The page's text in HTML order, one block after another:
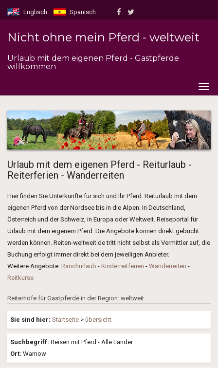
Englisch Spanisch
Nicht ohne mein Pferd - weltweit
Urlaub mit dem eigenen Pferd - Gastpferde
willkommen
Urlaub mit dem eigenen Pferd - Reiturlaub -
Reiterferien - Wanderreiten
Hier finden Sie Unterkünfte für sich und Ihr Pferd. Reiturlaub mit dem
eigenen Pferd von der Nordsee bis in die Alpen. In Deutschland,
Österreich und der Schweiz, in Europa oder Weltweit. Reiseportal für
Urlaub mit dem eigenem Pferd. Die Angebote können direkt gebucht
werden können. Reiten-weltweit.de tritt nicht selbst als Vermittler auf, die
Buchung erfolgt immer direkt bei dem jeweiligen Anbieter.
Weitere Angebote: Ranchurlaub - Kinderreitferien - Wanderreiten -
Reitkurse
Reiterhöfe für Gastpferde in der Region: weltweit
Sie sind hier: Startseite > übersicht
Suchbegriff: Reisen mit Pferd - Alle Länder
Ort: Warnow